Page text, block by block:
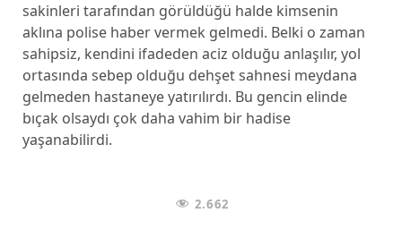
sakinleri tarafından görüldüğü halde kimsenin
aklına polise haber vermek gelmedi. Belki o zaman
sahipsiz, kendini ifadeden aciz olduğu anlaşılır, yol
ortasında sebep olduğu dehşet sahnesi meydana
gelmeden hastaneye yatırılırdı. Bu gencin elinde
bıçak olsaydı çok daha vahim bir hadise
yaşanabilirdi.
2.662